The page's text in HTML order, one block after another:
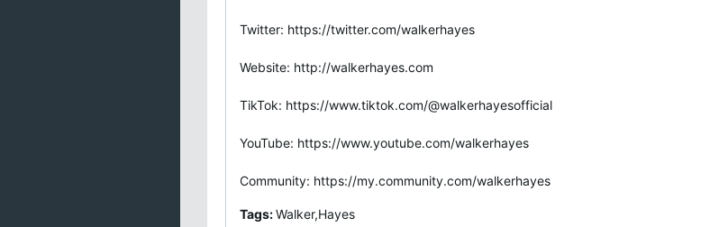
Twitter: https://twitter.com/walkerhayes
Website: http://walkerhayes.com
TikTok: https://www.tiktok.com/@walkerhayesofficial
YouTube: https://www.youtube.com/walkerhayes
Community: https://my.community.com/walkerhayes
Tags:Walker,Hayes